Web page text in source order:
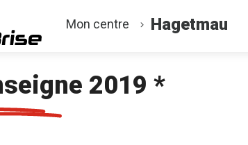
Mon centre Hagetmau
2019 *